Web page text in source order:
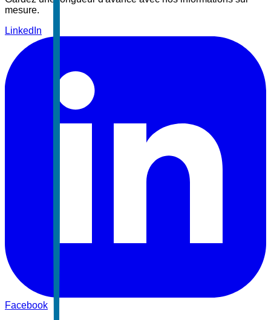
mesure.
LinkedIn
Facebook